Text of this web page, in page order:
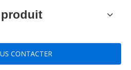
produit
CONTACTER